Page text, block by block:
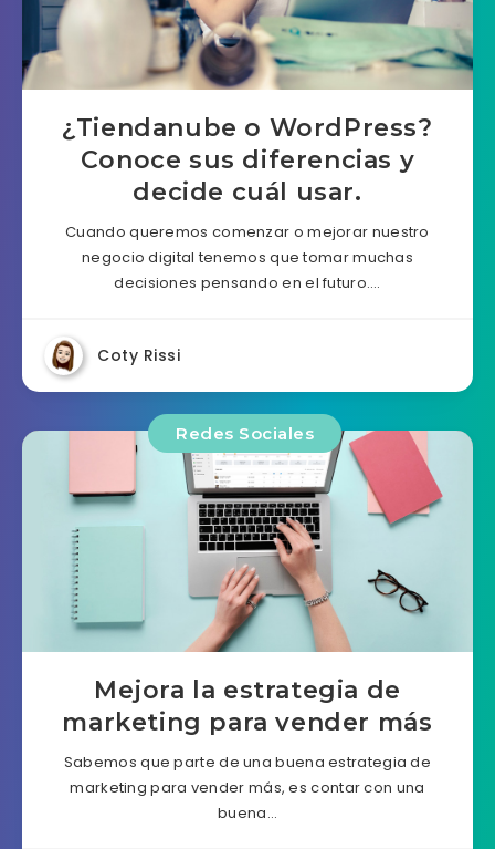
¿Tiendanube o WordPress?
Conoce sus diferencias y
decide cuál usar.
Cuando queremos comenzar o mejorar nuestro
negocio digital tenemos que tomar muchas
decisiones pensando en el futuro….
Coty Rissi
Redes Sociales
Mejora la estrategia de
marketing para vender más
Sabemos que parte de una buena estrategia de
marketing para vender más, es contar con una
buena…